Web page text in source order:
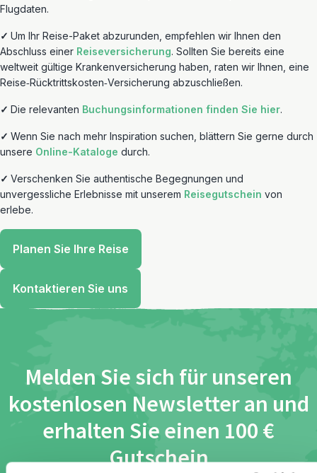
Flugdaten.
✓ Um Ihr Reise-Paket abzurunden, empfehlen wir Ihnen den
Abschluss einer Reiseversicherung. Sollten Sie bereits eine
weltweit gültige Krankenversicherung haben, raten wir Ihnen, eine
Reise‐Rücktrittskosten‐Versicherung abzuschließen.
✓ Die relevanten Buchungsinformationen finden Sie hier.
✓ Wenn Sie nach mehr Inspiration suchen, blättern Sie gerne durch
unsere Online-Kataloge durch.
✓ Verschenken Sie authentische Begegnungen und
unvergessliche Erlebnisse mit unserem Reisegutschein von
erlebe.
Planen Sie Ihre Reise
Kontaktieren Sie uns
Melden Sie sich für unseren
kostenlosen Newsletter an und
erhalten Sie einen 100 €
Gutschein